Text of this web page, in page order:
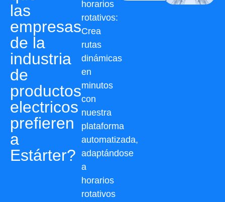
las
empresas
de la
industria
de
productos
electricos
prefieren
a
Estárter?
horarios
rotativos:
Crea
rutas
dinámicas
en
minutos
con
nuestra
plataforma
automatizada,
adaptándose
a
horarios
rotativos